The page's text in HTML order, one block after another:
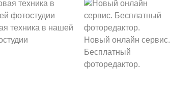
техника в нашей
Новый онлайн сервис.
Бесплатный
фоторедактор.